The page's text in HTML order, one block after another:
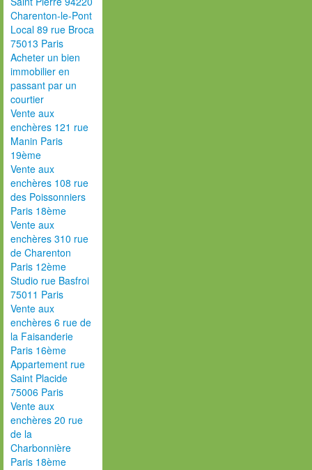
Charenton-le-Pont
Local 89 rue Broca
75013 Paris
Acheter un bien
immobilier en
passant par un
courtier
Vente aux
enchères 121 rue
Manin Paris
19ème
Vente aux
enchères 108 rue
des Poissonniers
Paris 18ème
Vente aux
enchères 310 rue
de Charenton
Paris 12ème
Studio rue Basfroi
75011 Paris
Vente aux
enchères 6 rue de
la Faisanderie
Paris 16ème
Appartement rue
Saint Placide
75006 Paris
Vente aux
enchères 20 rue
de la
Charbonnière
Paris 18ème